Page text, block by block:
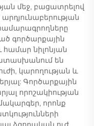
մեջ, բացատրելով
գործարքային
համար նիլոնյան
են
կարողության և
Գործարքային
որոշակիության
որոնք